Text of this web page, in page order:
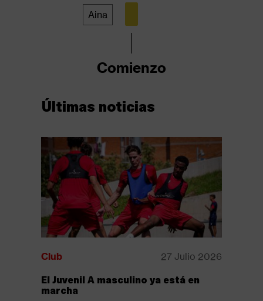
Aina
Comienzo
Últimas noticias
Club 27 Julio 2026
El Juvenil A masculino ya está en
marcha